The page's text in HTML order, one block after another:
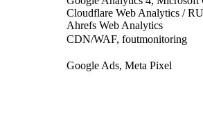
Cloudflare Web Analytics /
Ahrefs Web Analytics
CDN/WAF, foutmonitoring
Google Ads, Meta Pixel